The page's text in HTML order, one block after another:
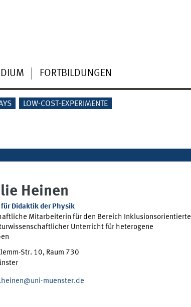
FORTBILDUNGEN
LOW-COST-EXPERIMENTE
Heinen
für Didaktik der Physik
Mitarbeiterin für den Bereich Inklusionsorientierte
Unterricht für heterogene
Str. 10, Raum 730
muenster.de